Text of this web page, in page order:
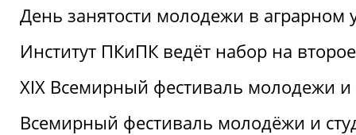
День занятости молодежи в аграрном
Институт ПКиПК ведёт набор на
XIX Всемирный фестиваль молодежи
Всемирный фестиваль молодёжи и